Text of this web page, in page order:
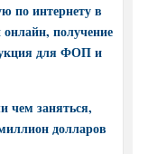
по интернету в
получение
для ФОП и
чем заняться,
долларов